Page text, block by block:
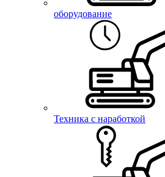
оборудование
Техника с наработкой